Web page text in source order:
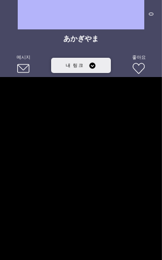
0
あかぎやま
메시지
내 링크
좋아요